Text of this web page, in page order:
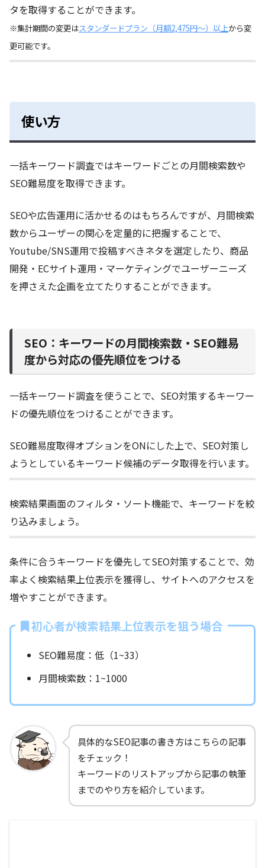
タを取得することができます。
※集計期間の変更はスタンダードプラン（月額2,475円～）以上から変
更可能です。
使い方
一括キーワード調査ではキーワードごとの月間検索数や
SEO難易度を取得できます。
SEOや広告運用に活かせるのはもちろんですが、月間検索
数からユーザーの関心を定量的に把握することで、
Youtube/SNS運用で投稿すべきネタを選定したり、商品
開発・ECサイト運用・マーケティングでユーザーニーズ
を押さえた企画を立てたりすることができます。
SEO：キーワードの月間検索数・SEO難易
度から対応の優先順位をつける
一括キーワード調査を使うことで、SEO対策するキーワー
ドの優先順位をつけることができます。
SEO難易度取得オプションをONにした上で、SEO対策し
ようとしているキーワード候補のデータ取得を行います。
検索結果画面のフィルタ・ソート機能で、キーワードを絞
り込みましょう。
条件に合うキーワードを優先してSEO対策することで、効
率よく検索結果上位表示を獲得し、サイトへのアクセスを
増やすことができます。
初心者が検索結果上位表示を狙う場合
SEO難易度：低（1~33）
月間検索数：1~1000
具体的なSEO記事の書き方はこちらの記事
をチェック！
キーワードのリストアップから記事の執筆
までのやり方を紹介しています。